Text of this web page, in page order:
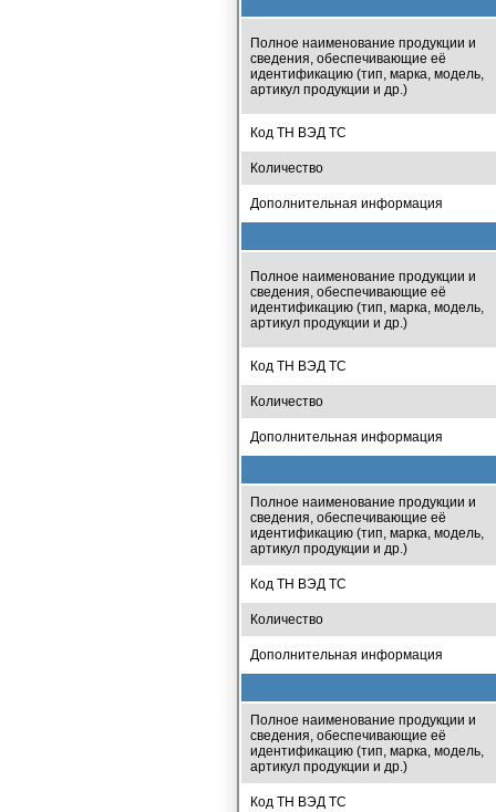
Полное наименование продукции и
сведения, обеспечивающие её
идентификацию (тип, марка, модель,
артикул продукции и др.)
Код ТН ВЭД ТС
Количество
Дополнительная информация
Полное наименование продукции и
сведения, обеспечивающие её
идентификацию (тип, марка, модель,
артикул продукции и др.)
Код ТН ВЭД ТС
Количество
Дополнительная информация
Полное наименование продукции и
сведения, обеспечивающие её
идентификацию (тип, марка, модель,
артикул продукции и др.)
Код ТН ВЭД ТС
Количество
Дополнительная информация
Полное наименование продукции и
сведения, обеспечивающие её
идентификацию (тип, марка, модель,
артикул продукции и др.)
Код ТН ВЭД ТС